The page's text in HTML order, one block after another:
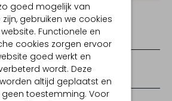
goed mogelijk van
gebruiken we cookies
Functionele en
cookies zorgen ervoor
goed werkt en
wordt. Deze
altijd geplaatst en
geen toestemming. Voor